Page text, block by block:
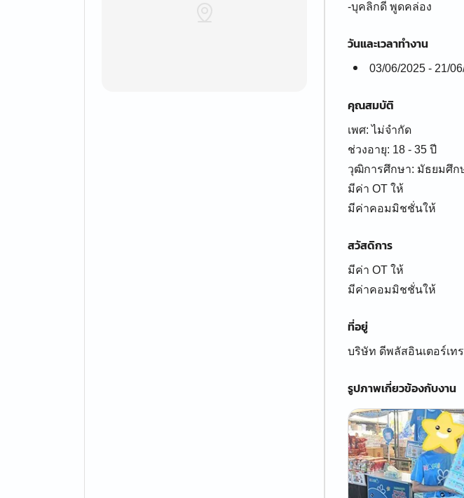
-บุคลิกดี พูดคล่อง
วันและเวลาทำงาน
03/06/2025 - 21/
คุณสมบัติ
เพศ: ไม่จำกัด
ช่วงอายุ: 18 - 35 ปี
วุฒิการศึกษา: มัธยมศึก
มีค่า OT ให้
มีค่าคอมมิชชั่นให้
สวัสดิการ
มีค่า OT ให้
มีค่าคอมมิชชั่นให้
ที่อยู่
บริษัท ดีพลัสอินเตอร์เท
รูปภาพเกี่ยวข้องกับงาน